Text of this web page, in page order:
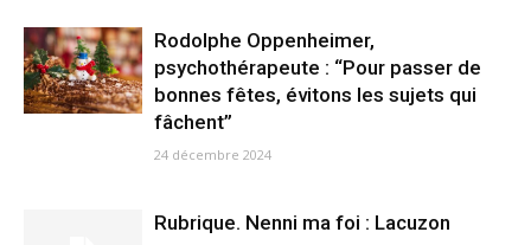
Rodolphe Oppenheimer,
psychothérapeute : “Pour passer de
bonnes fêtes, évitons les sujets qui
fâchent”
24 décembre 2024
Rubrique. Nenni ma foi : Lacuzon